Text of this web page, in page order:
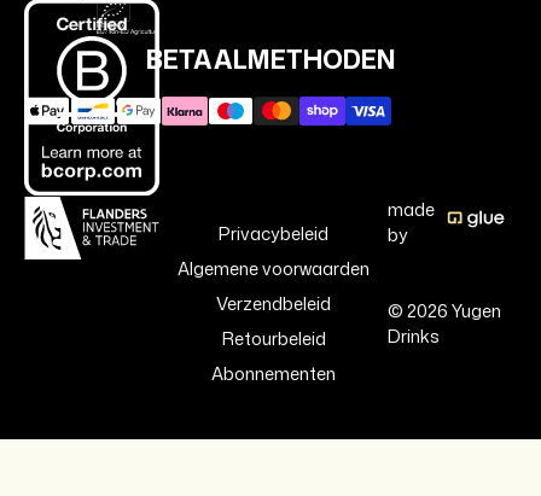
BETAALMETHODEN
Privacybeleid
Algemene voorwaarden
Verzendbeleid
Retourbeleid
Abonnementen
made
by
© 2026 Yugen
Drinks